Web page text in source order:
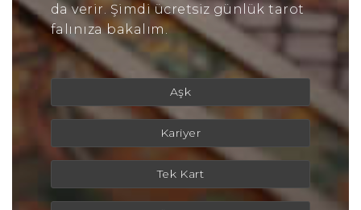
da verir. Şimdi ücretsiz günlük tarot
falınıza bakalım.
Aşk
Kariyer
Tek Kart